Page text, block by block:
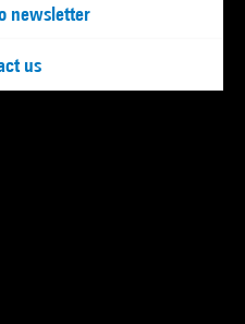
newsletter
us